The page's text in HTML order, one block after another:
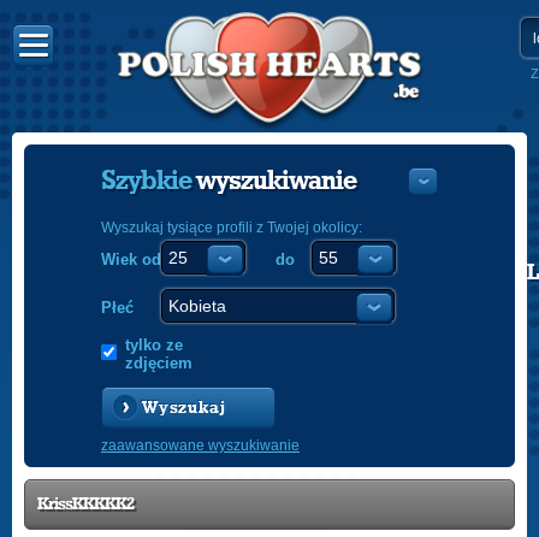
POLISH
Szybkiewyszukiwanie
Wyszukaj tysiące profili z Twojej okolicy:
Wiek od do
Płeć
tylko ze
zdjęciem
Wyszukaj
zaawansowane wyszukiwanie
KrissKKKKK2